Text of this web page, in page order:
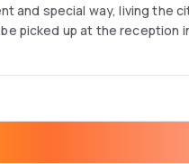
and special way, living the
picked up at the reception